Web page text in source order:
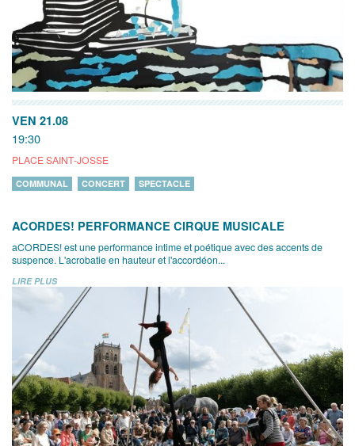
VEN 21.08
19:30
PLACE SAINT-JOSSE
COMMUNAL CONCERT SPECTACLE
ACORDES! PERFORMANCE CIRQUE MUSICALE
aCORDES! est une performance intime et poétique avec des accents de
suspence. L'acrobatie en hauteur et l'accordéon...
LIRE PLUS